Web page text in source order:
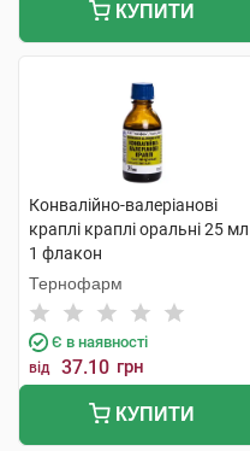
КУПИТИ
Конвалійно-валеріанові
краплі краплі оральні 25 мл
1 флакон
Тернофарм
Є в наявності
від 37.10 грн
КУПИТИ